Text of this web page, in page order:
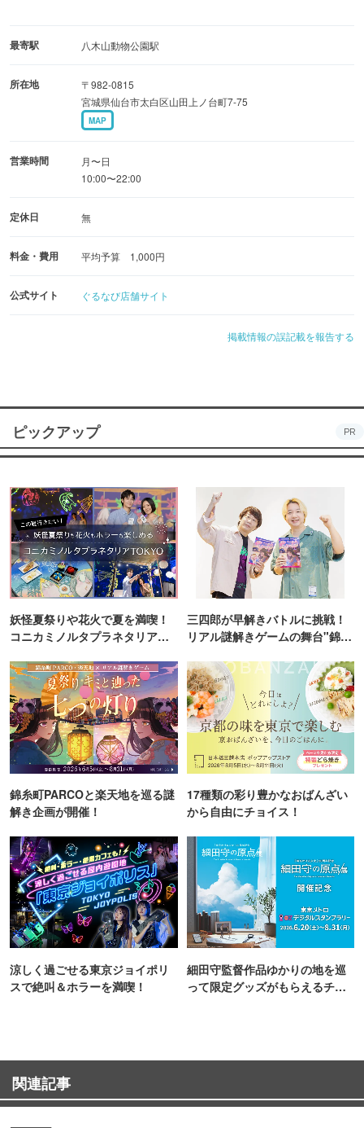
最寄駅 八木山動物公園駅
所在地
〒982-0815
宮城県仙台市太白区山田上ノ台町7-75
MAP
営業時間
月〜日
10:00〜22:00
定休日 無
料金・費用 平均予算 1,000円
公式サイト ぐるなび店舗サイト
掲載情報の誤記載を報告する
ピックアップ PR
妖怪夏祭りや花火で夏を満喫！
コニカミノルタプラネタリア
三四郎が早解きバトルに挑戦！
リアル謎解きゲームの舞台"錦糸
錦糸町PARCOと楽天地を巡る謎
解き企画が開催！
17種類の彩り豊かなおばんざい
から自由にチョイス！
涼しく過ごせる東京ジョイポリ
スで絶叫＆ホラーを満喫！
細田守監督作品ゆかりの地を巡
って限定グッズがもらえるチャ
関連記事